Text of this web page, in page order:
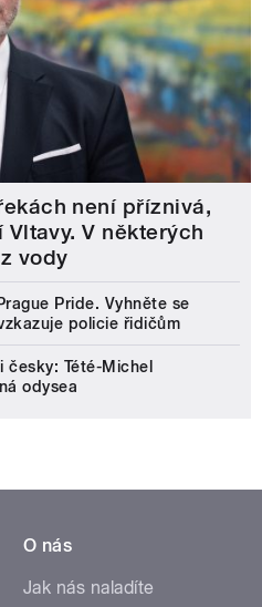
není příznivá,
V některých
vody
Pride. Vyhněte se
policie řidičům
česky: Tété-Michel
odysea
O nás
Jak nás naladíte